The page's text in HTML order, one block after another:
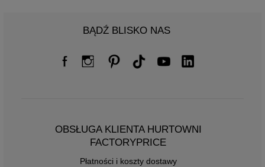
BĄDŹ BLISKO NAS
OBSŁUGA KLIENTA HURTOWNI
FACTORYPRICE
Płatności i koszty dostawy